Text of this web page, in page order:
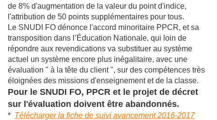
de 8% d'augmentation de la valeur du point d'indice,
l'attribution de 50 points supplémentaires pour tous.
Le SNUDI FO dénonce l'accord minoritaire PPCR, et sa
transposition dans l’Éducation Nationale, qui loin de
répondre aux revendications va substituer au système
actuel un système encore plus inégalitaire, avec une
évaluation " à la tête du client ", sur des compétences très
éloignées des missions d'enseignement et de la classe.
Pour le SNUDI FO, PPCR et le projet de décret
sur l'évaluation doivent être abandonnés.
* Télécharger la fiche de suivi avancement 2016-2017